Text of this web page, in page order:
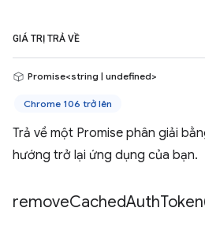
GIÁ TRỊ TRẢ VỀ
Promise<string | undefined>
Chrome 106 trở lên
Trả về một Promise phân giải
hướng trở lại ứng dụng của bạn.
removeCachedAuth